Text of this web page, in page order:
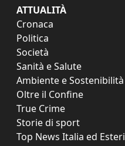
ATTUALITÀ
Cronaca
Politica
Società
Sanità e Salute
Ambiente e Sostenibilità
Oltre il Confine
True Crime
Storie di sport
Top News Italia ed Esteri